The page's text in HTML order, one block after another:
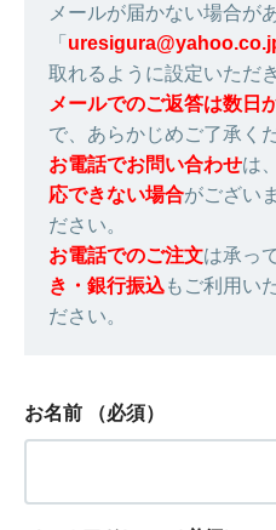
メールが届かない場合が
「
取れるように設定いただ
メールでのご返答は数日
で、あらかじめご了承く
お電話でお問い合わせは
応できない場合がござい
ださい。
お電話でのご注文は承っ
き・銀行振込もご利用い
ださい。
お名前 （必須）